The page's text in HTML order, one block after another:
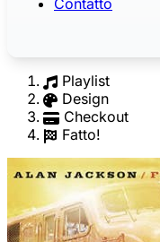
Contatto
Playlist
Design
Checkout
Fatto!